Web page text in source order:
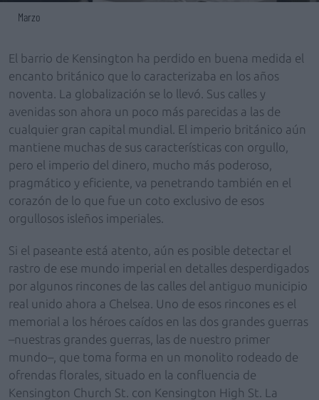
Marzo
El barrio de Kensington ha perdido en buena medida el
encanto británico que lo caracterizaba en los años
noventa. La globalización se lo llevó. Sus calles y
avenidas son ahora un poco más parecidas a las de
cualquier gran capital mundial. El imperio británico aún
mantiene muchas de sus características con orgullo,
pero el imperio del dinero, mucho más poderoso,
pragmático y eficiente, va penetrando también en el
corazón de lo que fue un coto exclusivo de esos
orgullosos isleños imperiales.
Si el paseante está atento, aún es posible detectar el
rastro de ese mundo imperial en detalles desperdigados
por algunos rincones de las calles del antiguo municipio
real unido ahora a Chelsea. Uno de esos rincones es el
memorial a los héroes caídos en las dos grandes guerras
–nuestras grandes guerras, las de nuestro primer
mundo–, que toma forma en un monolito rodeado de
ofrendas florales, situado en la confluencia de
Kensington Church St. con Kensington High St. La